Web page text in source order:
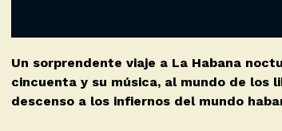
Un sorprendente viaje a La Habana
cincuenta y su música, al mundo de los
descenso a los infiernos del mundo